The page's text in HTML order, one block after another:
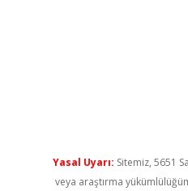
Yasal Uyarı: Sitemiz, 5651
veya araştırma